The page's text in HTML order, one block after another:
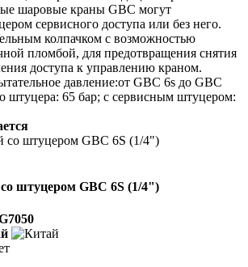
шаровые краны GBC могут
сервисного доступа или без него.
колпачком с возможностью
пломбой, для предотвращения снятия
доступа к управлению краном.
давление:от GBC 6s до GBC
штуцера: 65 бар; с сервисным штуцером:
штуцером GBC 6S (1/4")